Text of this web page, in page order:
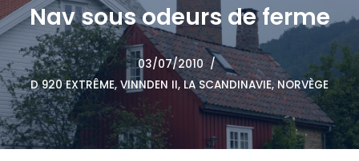
Nav sous odeurs de ferme
03/07/2010
D 920 EXTRÊME, VINNDEN II, LA SCANDINAVIE,NORVÈGE